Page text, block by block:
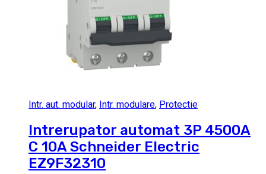
Intr. aut. modular, Intr. modulare, Protectie
Intrerupator automat 3P 4500A
C 10A Schneider Electric
EZ9F32310